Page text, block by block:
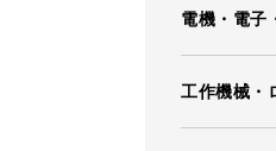
電機・電子
工作機械・